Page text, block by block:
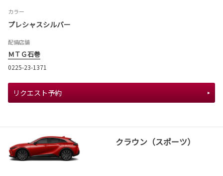
カラー
プレシャスシルバー
配備店舗
ＭＴＧ石巻
0225-23-1371
リクエスト予約
クラウン（スポーツ）